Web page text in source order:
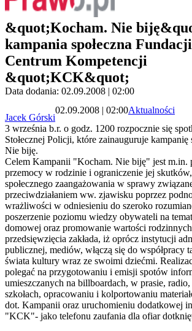
&quot;Kocham. Nie
kampania społeczna
Centrum Kompetencji
&quot;KCK&quot;
Data dodania: 02.09.2008 | 02:00
Jacek Górski
02.09.2008 | 02:00Aktualności
3 września b.r. o godz. 1200 rozpocznie się
Stołecznej Policji, które zainauguruje kampanię
Nie biję.
Celem Kampanii "Kocham. Nie biję" jest m.in.
przemocy w rodzinie i ograniczenie jej
społecznego zaangażowania w sprawy
przeciwdziałaniem ww. zjawisku poprzez
wrażliwości w odniesieniu do szeroko
poszerzenie poziomu wiedzy obywateli na
domowej oraz promowanie wartości
przedsięwzięcia zakłada, iż oprócz instytucji
publicznej, mediów, włączą się do współpracy
świata kultury wraz ze swoimi dziećmi.
polegać na przygotowaniu i emisji spotów
umieszczanych na billboardach, w prasie,
szkołach, opracowaniu i kolportowaniu
dot. Kampanii oraz uruchomieniu dodatkowej
"KCK"- jako telefonu zaufania dla ofiar